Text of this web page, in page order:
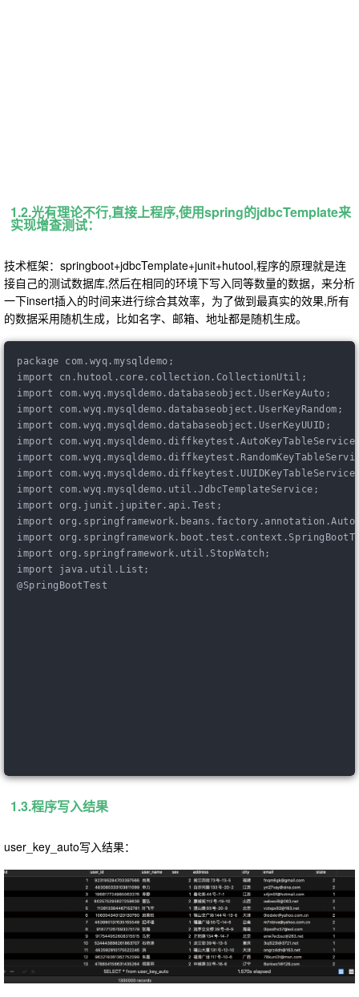
1.2.光有理论不行,直接上程序,使用spring的jdbcTemplate来
实现增查测试：
技术框架：springboot+jdbcTemplate+junit+hutool,程序的原理就是连
接自己的测试数据库,然后在相同的环境下写入同等数量的数据，来分析
一下insert插入的时间来进行综合其效率，为了做到最真实的效果,所有
的数据采用随机生成，比如名字、邮箱、地址都是随机生成。
package com.wyq.mysqldemo;
import cn.hutool.core.collection.CollectionUtil;
import com.wyq.mysqldemo.databaseobject.UserKeyAuto;
import com.wyq.mysqldemo.databaseobject.UserKeyRandom;
import com.wyq.mysqldemo.databaseobject.UserKeyUUID;
import
import
import
import com.wyq.mysqldemo.util.JdbcTemplateService;
import org.junit.jupiter.api.Test;
import
import
import org.springframework.util.StopWatch;
import java.util.List;
@SpringBootTest
1.3.程序写入结果
user_key_auto写入结果：